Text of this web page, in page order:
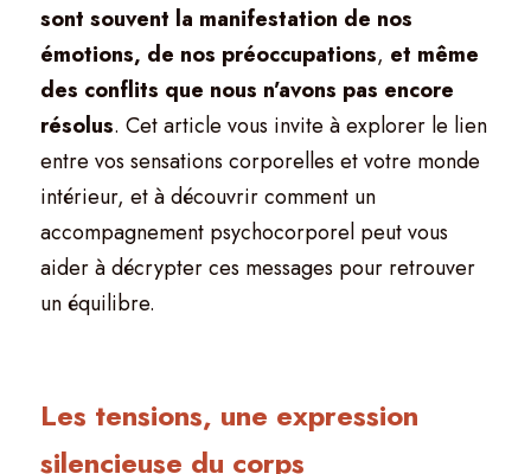
sont souvent la manifestation de nos
émotions, de nos préoccupations, et même
des conflits que nous n’avons pas encore
résolus. Cet article vous invite à explorer le lien
entre vos sensations corporelles et votre monde
intérieur, et à découvrir comment un
accompagnement psychocorporel peut vous
aider à décrypter ces messages pour retrouver
un équilibre.
Les tensions, une expression
silencieuse du corps